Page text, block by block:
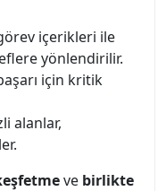
içerikleri ile
yönlendirilir.
için kritik
alanlar,
ve birlikte